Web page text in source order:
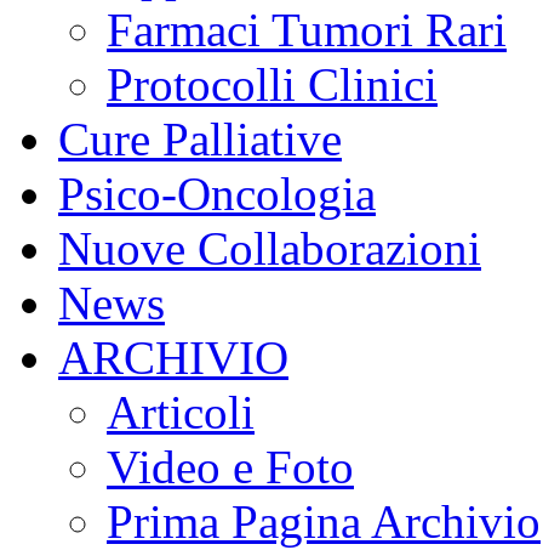
Farmaci Tumori Rari
Protocolli Clinici
Cure Palliative
Psico-Oncologia
Nuove Collaborazioni
News
ARCHIVIO
Articoli
Video e Foto
Prima Pagina Archivio